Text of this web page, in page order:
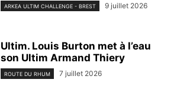
ARKEA ULTIM CHALLENGE - BREST 9 juillet 2026
Ultim. Louis Burton met à l’eau
son Ultim Armand Thiery
ROUTE DU RHUM 7 juillet 2026